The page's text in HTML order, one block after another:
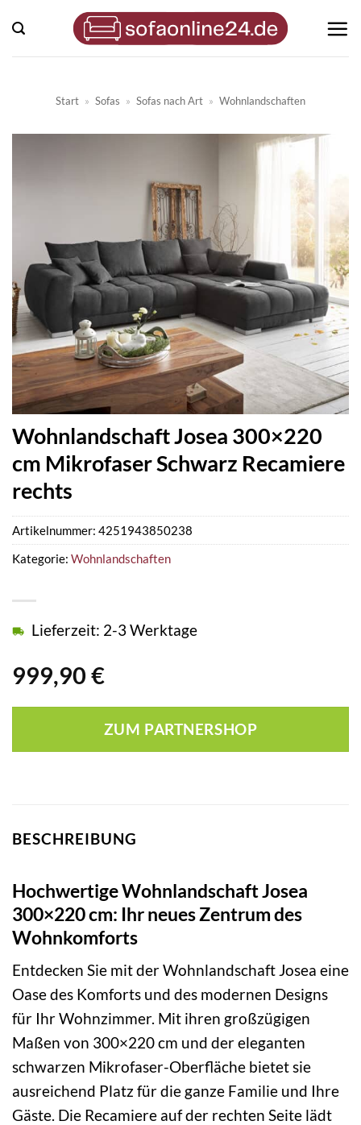
Inhalt
springen
Start » Sofas » Sofas nach Art » Wohnlandschaften
Wohnlandschaft Josea 300×220
cm Mikrofaser Schwarz Recamiere
rechts
999,90 €
Lieferzeit: 2-3 Werktage
ZUM PARTNERSHOP
Artikelnummer: 4251943850238
Kategorie: Wohnlandschaften
BESCHREIBUNG
Hochwertige Wohnlandschaft Josea
300×220 cm: Ihr neues Zentrum des
Wohnkomforts
Entdecken Sie mit der Wohnlandschaft Josea eine
Oase des Komforts und des modernen Designs
für Ihr Wohnzimmer. Mit ihren großzügigen
Maßen von 300×220 cm und der eleganten
schwarzen Mikrofaser-Oberfläche bietet sie
ausreichend Platz für die ganze Familie und Ihre
Gäste. Die Recamiere auf der rechten Seite lädt